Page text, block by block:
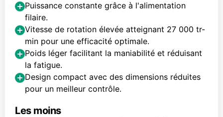
Puissance constante grâce à l'alimentation
filaire.
Vitesse de rotation élevée atteignant 27 000 tr-
min pour une efficacité optimale.
Poids léger facilitant la maniabilité et réduisant
la fatigue.
Design compact avec des dimensions réduites
pour un meilleur contrôle.
Les moins